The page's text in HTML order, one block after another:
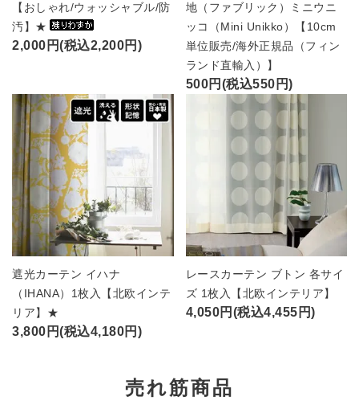
【おしゃれ/ウォッシャブル/防
汚】★
2,000円(税込2,200円)
地（ファブリック）ミニウニ
ッコ（Mini Unikko）【10cm
単位販売/海外正規品（フィン
ランド直輸入）】
500円(税込550円)
遮光カーテン イハナ
（IHANA）1枚入【北欧インテ
リア】★
3,800円(税込4,180円)
レースカーテン ブトン 各サイ
ズ 1枚入【北欧インテリア】
4,050円(税込4,455円)
売れ筋商品